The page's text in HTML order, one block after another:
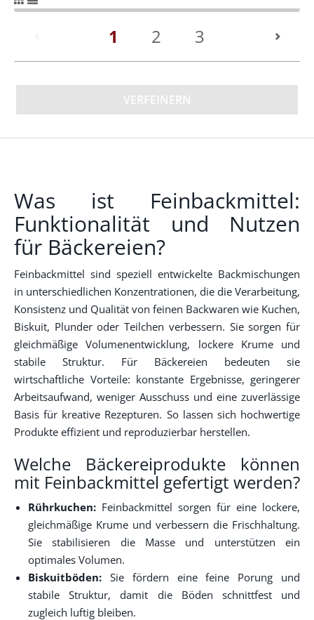
1 (current)
2 3
VERFEINERN
Was ist Feinbackmittel:
Funktionalität und Nutzen
für Bäckereien?
Feinbackmittel sind speziell entwickelte Backmischungen
in unterschiedlichen Konzentrationen, die die Verarbeitung,
Konsistenz und Qualität von feinen Backwaren wie Kuchen,
Biskuit, Plunder oder Teilchen verbessern. Sie sorgen für
gleichmäßige Volumenentwicklung, lockere Krume und
stabile Struktur. Für Bäckereien bedeuten sie
wirtschaftliche Vorteile: konstante Ergebnisse, geringerer
Arbeitsaufwand, weniger Ausschuss und eine zuverlässige
Basis für kreative Rezepturen. So lassen sich hochwertige
Produkte effizient und reproduzierbar herstellen.
Welche Bäckereiprodukte können
mit Feinbackmittel gefertigt werden?
Rührkuchen: Feinbackmittel sorgen für eine lockere,
gleichmäßige Krume und verbessern die Frischhaltung.
Sie stabilisieren die Masse und unterstützen ein
optimales Volumen.
Biskuitböden: Sie fördern eine feine Porung und
stabile Struktur, damit die Böden schnittfest und
zugleich luftig bleiben.